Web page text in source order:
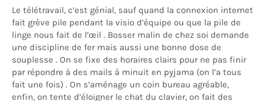
Le télétravail, c’est génial, sauf quand la connexion internet
fait grève pile pendant la visio d’équipe ou que la pile de
linge nous fait de l’œil . Bosser malin de chez soi demande
une discipline de fer mais aussi une bonne dose de
souplesse . On se fixe des horaires clairs pour ne pas finir
par répondre à des mails à minuit en pyjama (on l’a tous
fait une fois) . On s’aménage un coin bureau agréable,
enfin, on tente d’éloigner le chat du clavier, on fait des